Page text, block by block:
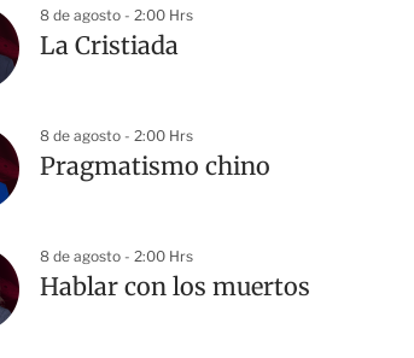
8 de agosto - 2:00 Hrs
La Cristiada
8 de agosto - 2:00 Hrs
Pragmatismo chino
8 de agosto - 2:00 Hrs
Hablar con los muertos